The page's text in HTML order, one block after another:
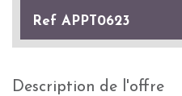
Ref APPT0623
description de l'offre